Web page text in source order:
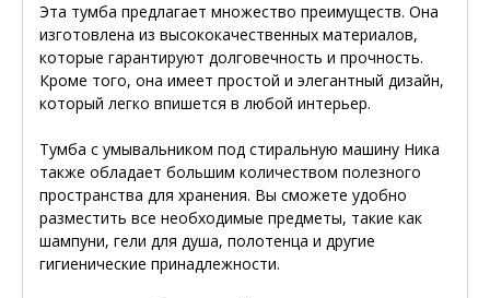
Эта тумба предлагает множество преимуществ. Она
изготовлена из высококачественных материалов,
которые гарантируют долговечность и прочность.
Кроме того, она имеет простой и элегантный дизайн,
который легко впишется в любой интерьер.
Тумба с умывальником под стиральную машину Ника
также обладает большим количеством полезного
пространства для хранения. Вы сможете удобно
разместить все необходимые предметы, такие как
шампуни, гели для душа, полотенца и другие
гигиенические принадлежности.